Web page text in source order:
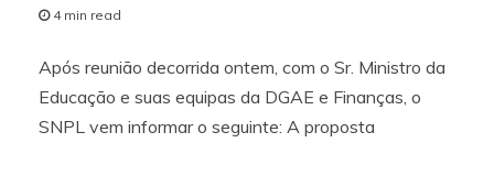
4 min read
Após reunião decorrida ontem, com o Sr. Ministro da
Educação e suas equipas da DGAE e Finanças, o
SNPL vem informar o seguinte: A proposta